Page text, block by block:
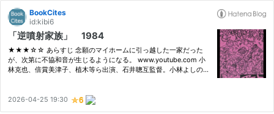
BookCites
id:kibi6
「逆噴射家族」 1984
★★★☆☆ あらすじ 念願のマイホームに引っ越した一家だった
が、次第に不協和音が生じるようになる。 www.youtube.com 小
林克也、倍賞美津子、植木等ら出演、石井聰互監督。小林よしのり
うとホッと…
2026-04-25 19:30